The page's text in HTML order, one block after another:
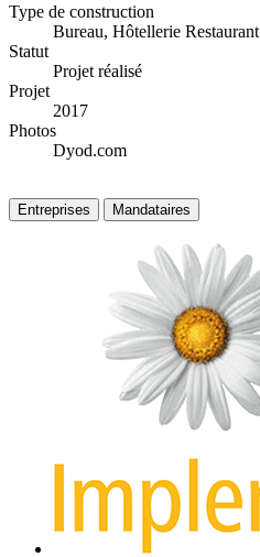
Type de construction
Bureau, Hôtellerie Restaurant
Statut
Projet réalisé
Projet
2017
Photos
Dyod.com
Entreprises Mandataires